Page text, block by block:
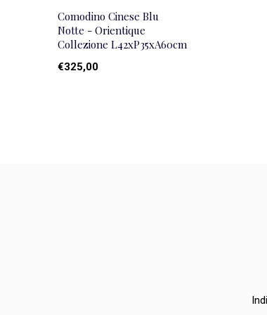
Comodino Cinese Blu
Notte - Orientique
Collezione L42xP35xA60cm
€325,00